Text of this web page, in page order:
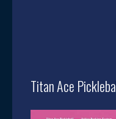
Titan Ace